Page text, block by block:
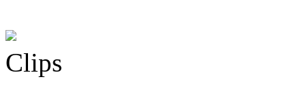
Clips